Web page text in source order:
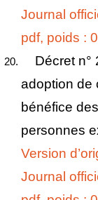
Journal
pdf, poids :
Décret n°
adoption de
bénéfice
personnes
Version
Journal